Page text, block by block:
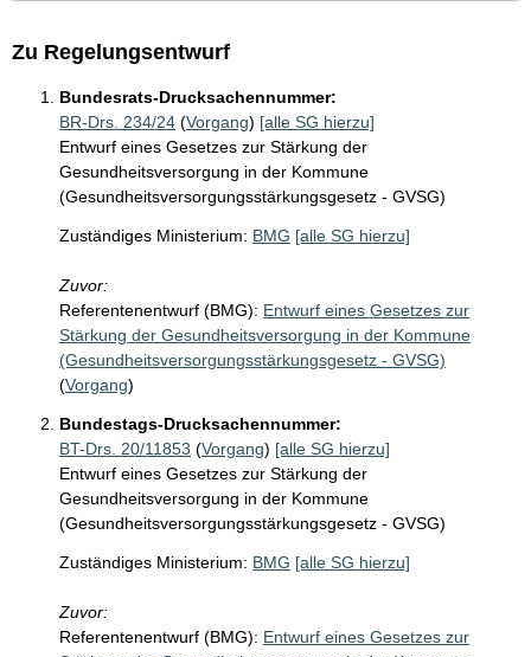
Zu Regelungsentwurf
Bundesrats-Drucksachennummer:
BR-Drs. 234/24 (Vorgang) [alle SG hierzu]
Entwurf eines Gesetzes zur Stärkung der
Gesundheitsversorgung in der Kommune
(Gesundheitsversorgungsstärkungsgesetz - GVSG)
Zuständiges Ministerium: BMG [alle SG hierzu]
Zuvor:
Referentenentwurf (BMG): Entwurf eines Gesetzes zur
Stärkung der Gesundheitsversorgung in der Kommune
(Gesundheitsversorgungsstärkungsgesetz - GVSG)
(Vorgang)
Bundestags-Drucksachennummer:
BT-Drs. 20/11853 (Vorgang) [alle SG hierzu]
Entwurf eines Gesetzes zur Stärkung der
Gesundheitsversorgung in der Kommune
(Gesundheitsversorgungsstärkungsgesetz - GVSG)
Zuständiges Ministerium: BMG [alle SG hierzu]
Zuvor:
Referentenentwurf (BMG): Entwurf eines Gesetzes zur